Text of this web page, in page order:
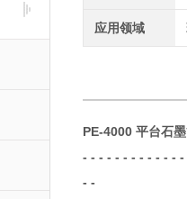
应用领域
PE-4000 平台石
- - - - - - - - - - -
- -